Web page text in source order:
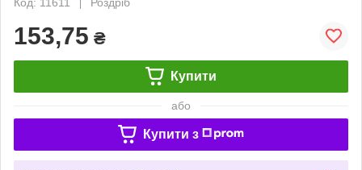
153,75 ₴
Купити
або
Купити з